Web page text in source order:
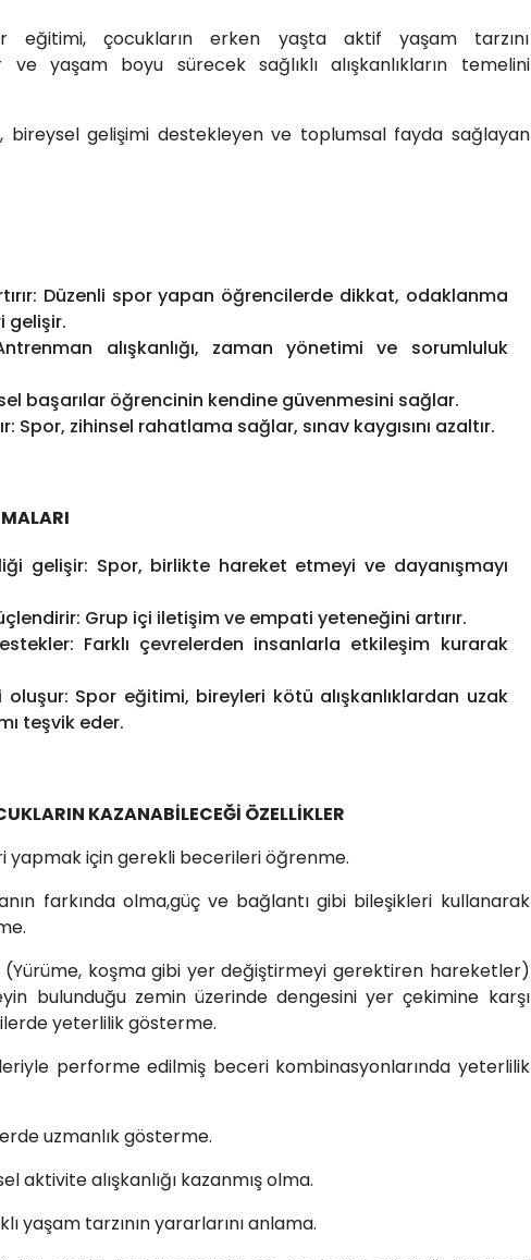
eğitimi, çocukların erken yaşta aktif yaşam tarzını
ve yaşam boyu sürecek sağlıklı alışkanlıkların temelini
bireysel gelişimi destekleyen ve toplumsal fayda sağlayan
Düzenli spor yapan öğrencilerde dikkat, odaklanma
gelişir.
alışkanlığı, zaman yönetimi ve sorumluluk
başarılar öğrencinin kendine güvenmesini sağlar.
Spor, zihinsel rahatlama sağlar, sınav kaygısını azaltır.
gelişir: Spor, birlikte hareket etmeyi ve dayanışmayı
Grup içi iletişim ve empati yeteneğini artırır.
Farklı çevrelerden insanlarla etkileşim kurarak
oluşur: Spor eğitimi, bireyleri kötü alışkanlıklardan uzak
teşvik eder.
KAZANABİLECEĞİ ÖZELLİKLER
yapmak için gerekli becerileri öğrenme.
farkında olma,güç ve bağlantı gibi bileşikleri kullanarak
koşma gibi yer değiştirmeyi gerektiren hareketler)
bulunduğu zemin üzerinde dengesini yer çekimine karşı
yeterlilik gösterme.
performe edilmiş beceri kombinasyonlarında yeterlilik
uzmanlık gösterme.
aktivite alışkanlığı kazanmış olma.
yaşam tarzının yararlarını anlama.